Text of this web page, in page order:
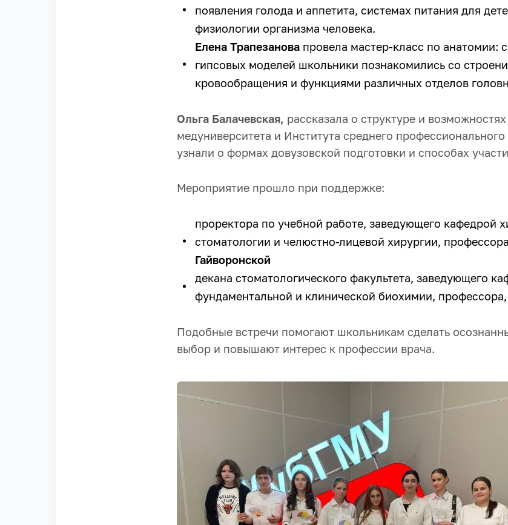
появления голода и аппетита, системах питания для
физиологии организма человека.
Елена Трапезанова провела мастер-класс по анатомии:
гипсовых моделей школьники познакомились со
кровообращения и функциями различных отделов
Ольга Балачевская, рассказала о структуре и
медуниверситета и Института среднего
узнали о формах довузовской подготовки и способах
Мероприятие прошло при поддержке:
проректора по учебной работе, заведующего кафедрой
стоматологии и челюстно-лицевой хирургии,
Гайворонской
декана стоматологического факультета, заведующего
фундаментальной и клинической биохимии,
Подобные встречи помогают школьникам сделать
выбор и повышают интерес к профессии врача.